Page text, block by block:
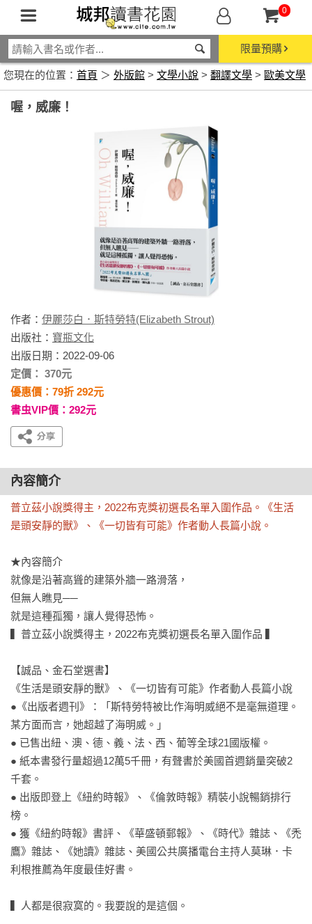
0
限量預購
您現在的位置： 首頁 ＞ 外版館 > 文學小說 > 翻譯文學 > 歐美文學
喔，威廉！
作者： 伊麗莎白．斯特勞特(Elizabeth Strout)
出版社： 寶瓶文化
出版日期：2022-09-06
定價： 370元
優惠價：79折 292元
書虫VIP價：292元
內容簡介
普立茲小說獎得主，2022布克獎初選長名單入圍作品。《生活
是頭安靜的獸》、《一切皆有可能》作者動人長篇小說。
★內容簡介
就像是沿著高聳的建築外牆一路滑落，
但無人瞧見──
就是這種孤獨，讓人覺得恐怖。
▍普立茲小說獎得主，2022布克獎初選長名單入圍作品 ▍
【誠品、金石堂選書】
《生活是頭安靜的獸》、《一切皆有可能》作者動人長篇小說
●《出版者週刊》：「斯特勞特被比作海明威絕不是毫無道理。
某方面而言，她超越了海明威。」
● 已售出紐、澳、德、義、法、西、葡等全球21國版權。
● 紙本書發行量超過12萬5千冊，有聲書於美國首週銷量突破2
千套。
● 出版即登上《紐約時報》、《倫敦時報》精裝小說暢銷排行
榜。
● 獲《紐約時報》書評、《華盛頓郵報》、《時代》雜誌、《禿
鷹》雜誌、《她讀》雜誌、美國公共廣播電台主持人莫琳．卡
利根推薦為年度最佳好書。
▍人都是很寂寞的。我要說的是這個。